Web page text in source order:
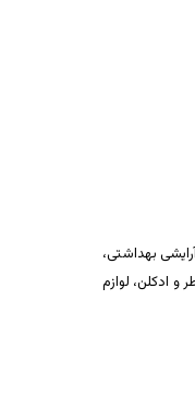
بهداشتی،
ادکلن، لوازم